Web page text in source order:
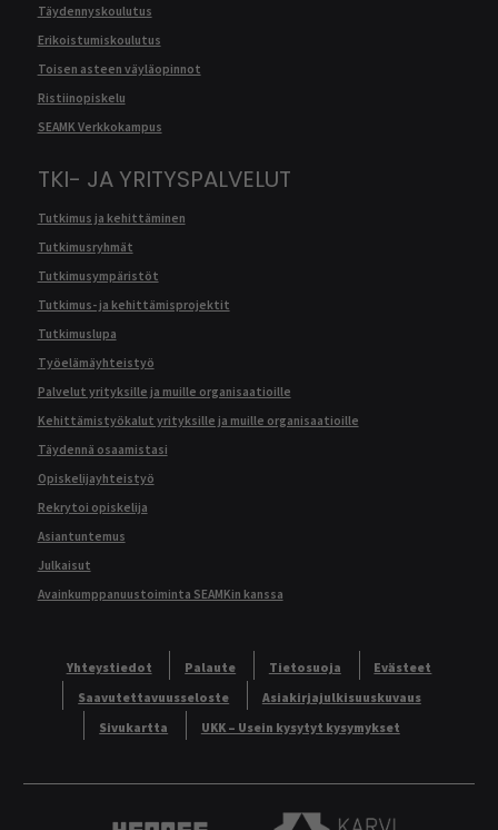
Täydennyskoulutus
Erikoistumiskoulutus
Toisen asteen väyläopinnot
Ristiinopiskelu
SEAMK Verkkokampus
TKI- JA YRITYSPALVELUT
Tutkimus ja kehittäminen
Tutkimusryhmät
Tutkimusympäristöt
Tutkimus- ja kehittämisprojektit
Tutkimuslupa
Työelämäyhteistyö
Palvelut yrityksille ja muille organisaatioille
Kehittämistyökalut yrityksille ja muille organisaatioille
Täydennä osaamistasi
Opiskelijayhteistyö
Rekrytoi opiskelija
Asiantuntemus
Julkaisut
Avainkumppanuustoiminta SEAMKin kanssa
Yhteystiedot Palaute Tietosuoja
Evästeet
Saavutettavuusseloste
Asiakirjajulkisuuskuvaus
Sivukartta
UKK – Usein kysytyt kysymykset